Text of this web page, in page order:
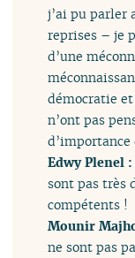
j’ai pu parler
reprises – je
d’une
démocratie et
n’ont pas
Edwy Plenel
sont pas très
compétents !
Mounir
ne sont pas